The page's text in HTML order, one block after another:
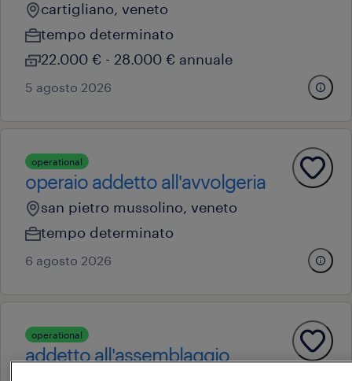
cartigliano, veneto
tempo determinato
22.000 € - 28.000 € annuale
5 agosto 2026
operational
operaio addetto all'avvolgeria
san pietro mussolino, veneto
tempo determinato
6 agosto 2026
operational
addetto all'assemblaggio